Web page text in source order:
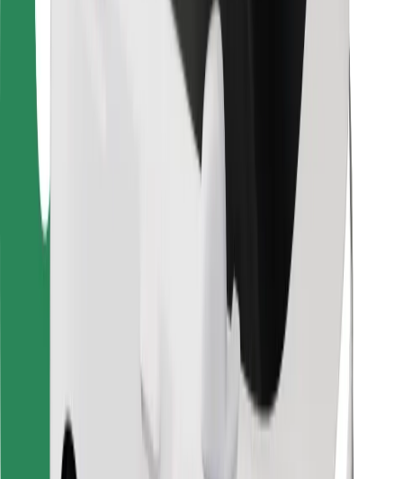
Lataa Bolt-sovellus
Löydä lempiruokasi!
Lataa Bolt Food -sovellus